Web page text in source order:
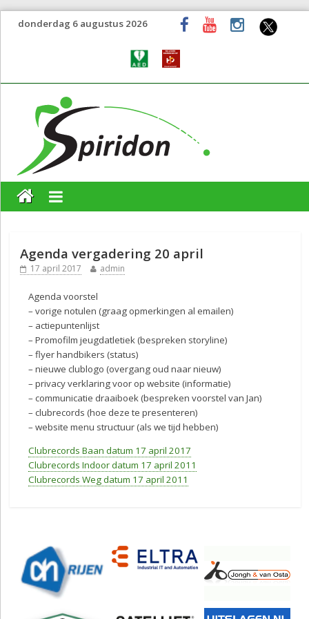
donderdag 6 augustus 2026
Agenda vergadering 20 april
17 april 2017 admin
Agenda voorstel
– vorige notulen (graag opmerkingen al emailen)
– actiepuntenlijst
– Promofilm jeugdatletiek (bespreken storyline)
– flyer handbikers (status)
– nieuwe clublogo (overgang oud naar nieuw)
– privacy verklaring voor op website (informatie)
– communicatie draaiboek (bespreken voorstel van Jan)
– clubrecords (hoe deze te presenteren)
– website menu structuur (als we tijd hebben)
Clubrecords Baan datum 17 april 2017
Clubrecords Indoor datum 17 april 2011
Clubrecords Weg datum 17 april 2011